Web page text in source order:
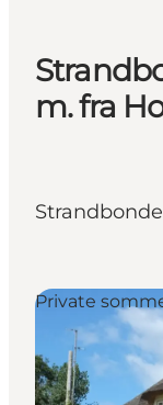
Oplevelser
Outdoor
Mad og
m. fra
Private